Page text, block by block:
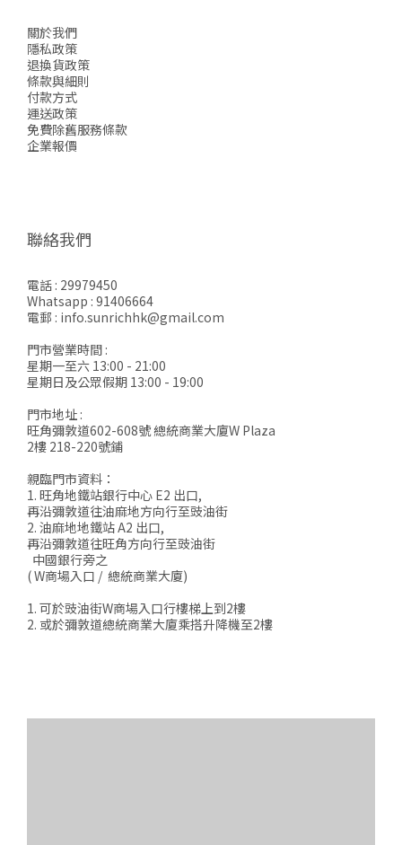
關於我們
隱私政策
退換貨政策
條款與細則
付款方式
運送政策
免費除舊服務條款
企業報價
聯絡我們
電話 : 29979450
Whatsapp : 91406664
電郵 : info.sunrichhk@gmail.com
門市營業時間 :
星期一至六 13:00 - 21:00
星期日及公眾假期 13:00 - 19:00
門市地址 :
旺角彌敦道602-608號 總統商業大廈W Plaza
2樓 218-220號鋪
親臨門市資料：
1. 旺角地鐵站銀行中心 E2 出口,
再沿彌敦道往油麻地方向行至豉油街
2. 油麻地地鐵站 A2 出口,
再沿彌敦道往旺角方向行至豉油街
中國銀行旁之
( W商場入口 / 總統商業大廈)
1. 可於豉油街W商場入口行樓梯上到2樓
2. 或於彌敦道總統商業大廈乘搭升降機至2樓